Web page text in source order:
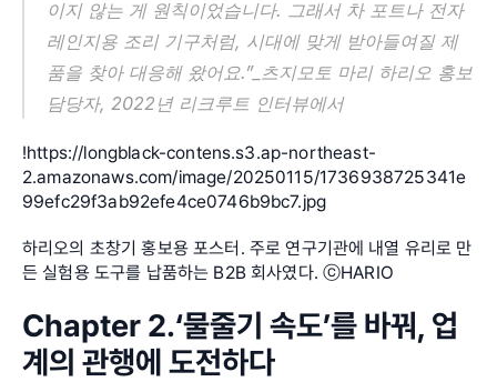
이지 않는 게 원칙이었습니다. 그래서 차 포트나 전자
레인지용 조리 기구처럼, 시대에 맞게 받아들여질 제
품을 찾아 대응해 왔어요.”_츠지모토 마리 하리오 홍보
담당자, 2022년 리크루트 인터뷰에서
!https://longblack-contens.s3.ap-northeast-
2.amazonaws.com/image/20250115/1736938725341e
99efc29f3ab92efe4ce0746b9bc7.jpg
하리오의 초창기 홍보용 포스터. 주로 연구기관에 내열 유리로 만
든 실험용 도구를 납품하는 B2B 회사였다. ⓒHARIO
Chapter 2.‘물줄기 속도’를 바꿔, 업
계의 관행에 도전하다